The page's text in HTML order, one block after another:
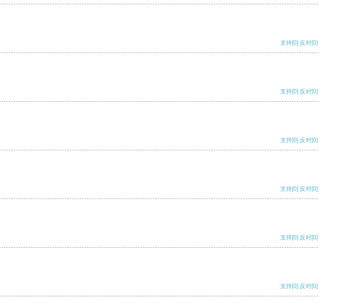
支持[0] 反对[0]
支持[0] 反对[0]
支持[0] 反对[0]
支持[0] 反对[0]
支持[0] 反对[0]
支持[0] 反对[0]